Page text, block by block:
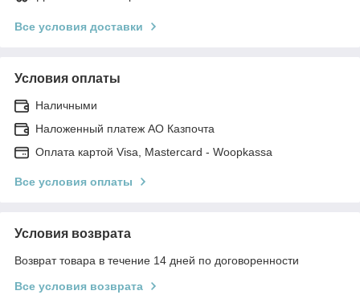
Все условия доставки
Условия оплаты
Наличными
Наложенный платеж АО Казпочта
Оплата картой Visa, Mastercard - Woopkassa
Все условия оплаты
Условия возврата
Возврат товара в течение 14 дней по договоренности
Все условия возврата